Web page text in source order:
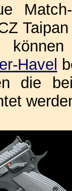
Havel
die